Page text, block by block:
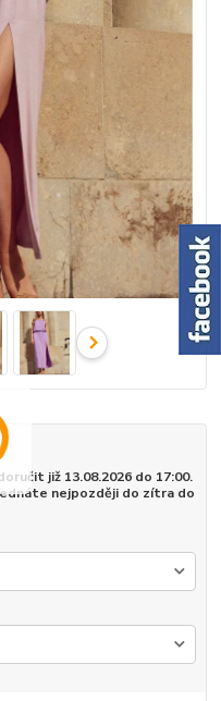
již 13.08.2026 do 17:00.
nejpozději do zítra do